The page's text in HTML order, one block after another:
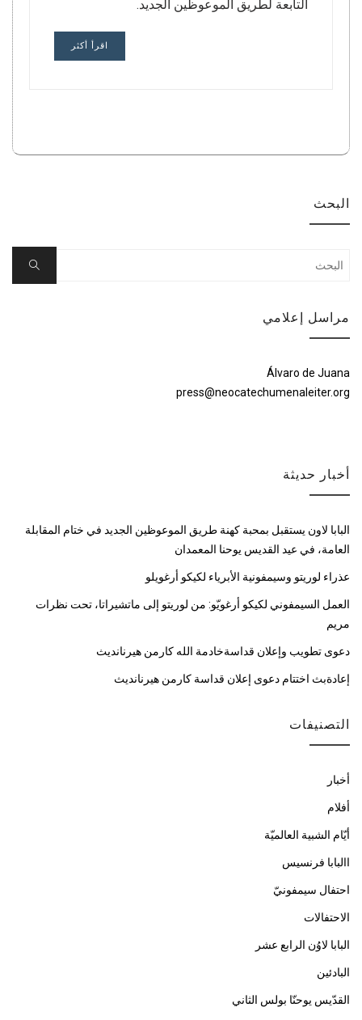
التابعة لطريق الموعوظين الجديد.
اقرأ أكثر
البحث
Search
Search
مراسل إعلامي
Álvaro de Juana
press@neocatechumenaleiter.org
أخبار حديثة
البابا لاون يستقبل بمحبة كهنة طريق الموعوظين الجديد في ختام المقابلة
العامة، في عيد القديس يوحنا المعمدان
عذراء لوريتو وسيمفونية الأبرياء لكيكو أرغويلو
العمل السيمفوني لكيكو أرغويّو: من لوريتو إلى ماتشيراتا، تحت نظرات
مريم
دعوى تطويب وإعلان قداسةخادمة الله كارمن هيرنانديث
إعادةبث اختتام دعوى إعلان قداسة كارمن هيرنانديث
التصنيفات
أخبار
أفلام
أيّام الشبية العالميّة
االبابا فرنسيس
احتفال سيمفونيّ
الاحتفالات
البابا لاوُن الرابع عشر
البادئين
القدّيس يوحنّا بولس الثاني